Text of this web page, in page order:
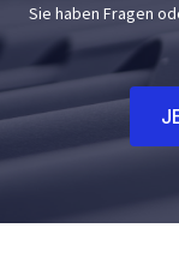
Sie haben Fragen